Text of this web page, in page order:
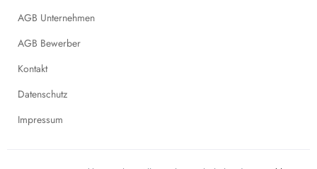
AGB Unternehmen
AGB Bewerber
Kontakt
Datenschutz
Impressum